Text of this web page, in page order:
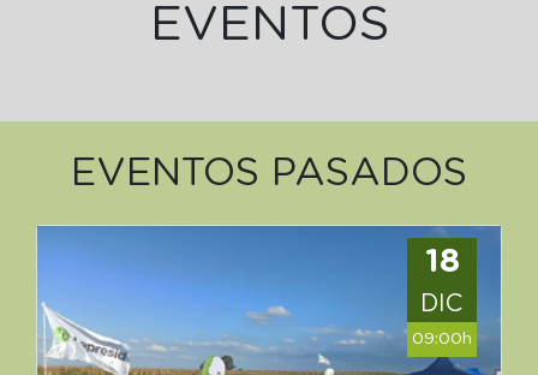
EVENTOS
EVENTOS PASADOS
18
DIC
09:00h